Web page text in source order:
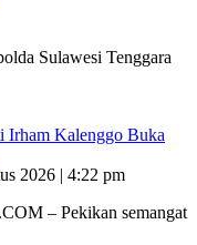
Sulawesi Tenggara
Irham Kalenggo Buka
2026 | 4:22 pm
– Pekikan semangat